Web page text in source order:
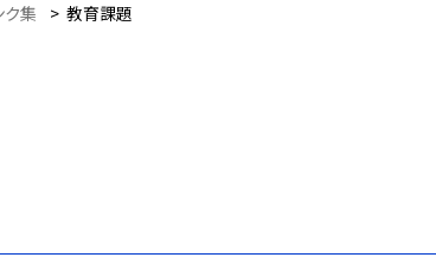
集 > 教育課題